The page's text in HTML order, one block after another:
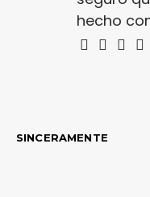
hecho
SINCERAMENTE